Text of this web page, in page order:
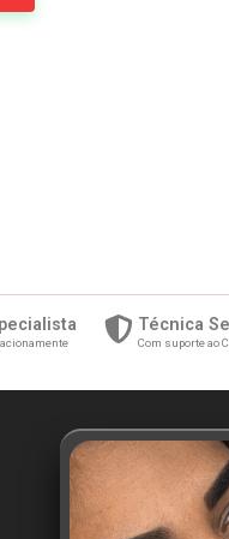
Técnica
Com suporte ao